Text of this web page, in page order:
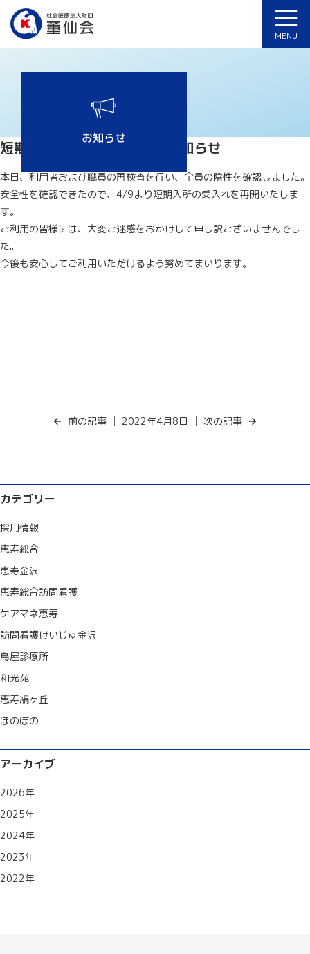
MENU
ホーム>ほのぼの>短期入所の受け入れ再開のお知らせ
お知らせ
カテゴリー
採用情報
恵寿総合
恵寿金沢
恵寿総合訪問看護
ケアマネ恵寿
訪問看護けいじゅ金沢
鳥屋診療所
和光苑
恵寿鳩ヶ丘
ほのぼの
アーカイブ
2026年
2025年
2024年
2023年
2022年
短期入所の受け入れ再開のお知らせ
本日、利用者および職員の再検査を行い、全員の陰性を確認しました。
安全性を確認できたので、4/9より短期入所の受入れを再開いたしま
す。
ご利用の皆様には、大変ご迷惑をおかけして申し訳ございませんでし
た。
今後も安心してご利用いただけるよう努めてまいります。
前の記事 │ 2022年4月8日 │ 次の記事